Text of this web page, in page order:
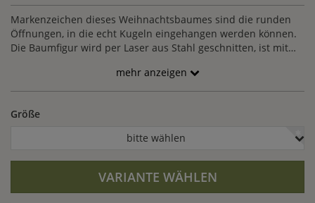
Markenzeichen dieses Weihnachtsbaumes sind die runden
Öffnungen, in die echt Kugeln eingehangen werden können.
Die Baumfigur wird per Laser aus Stahl geschnitten, ist mit
Stand auf einer Platte befestigt. Den ansprechenden Farbton
erhält die Gartenskulptur durch den natürlichen Rostprozess
mehr anzeigen
Größe
bitte wählen
VARIANTE WÄHLEN